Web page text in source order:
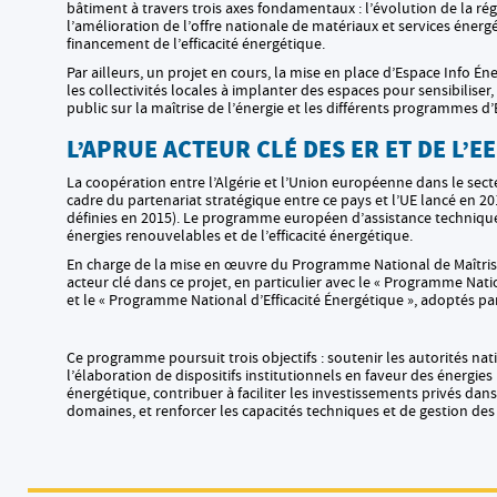
bâtiment à travers trois axes fondamentaux : l’évolution de la
l’amélioration de l’offre nationale de matériaux et services
financement de l’efficacité énergétique.
Par ailleurs, un projet en cours, la mise en place d’Espace Info
les collectivités locales à implanter des espaces pour
public sur la maîtrise de l’énergie et les différents programmes
L’APRUE ACTEUR CLÉ DES ER ET DE L’EE
La coopération entre l’Algérie et l’Union européenne dans le
cadre du partenariat stratégique entre ce pays et l’UE lancé en
définies en 2015). Le programme européen d’assistance
énergies renouvelables et de l’efficacité énergétique.
En charge de la mise en œuvre du Programme National de
acteur clé dans ce projet, en particulier avec le « Programme
et le « Programme National d’Efficacité Énergétique », adoptés
Ce programme poursuit trois objectifs : soutenir les autorités
l’élaboration de dispositifs institutionnels en faveur des
énergétique, contribuer à faciliter les investissements privés
domaines, et renforcer les capacités techniques et de gestion